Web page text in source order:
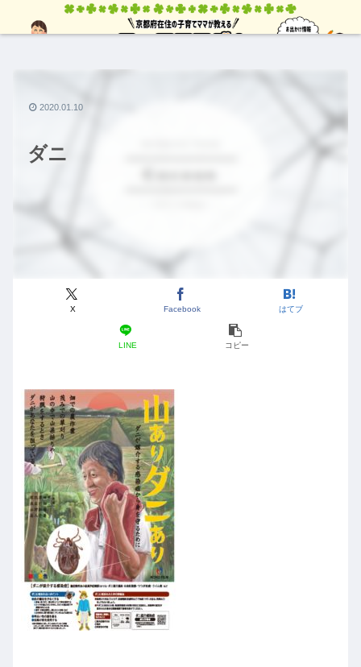
ダニ
X Facebook はてブ
LINE コピー
2020.01.10